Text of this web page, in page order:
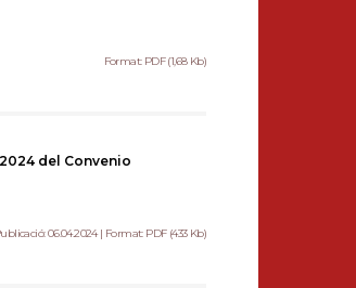
Format: PDF (1,68 Kb)
del Convenio
06.04.2024 | Format: PDF (433 Kb)